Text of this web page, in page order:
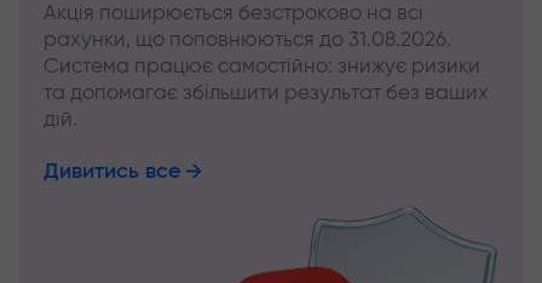
Акція поширюється безстроково на всі
рахунки, що поповнюються до 31.08.2026.
Система працює самостійно: знижує ризики
та допомагає збільшити результат без ваших
дій.
Дивитись все